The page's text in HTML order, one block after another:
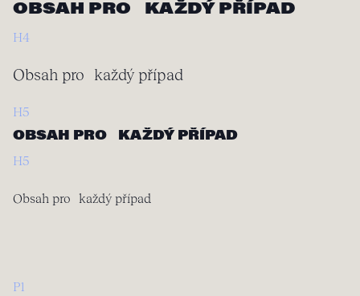
OBSAH PRO KAŽDÝ PŘÍPAD
H4
Obsah pro každý případ
H5
OBSAH PRO KAŽDÝ PŘÍPAD
H5
Obsah pro každý případ
P1